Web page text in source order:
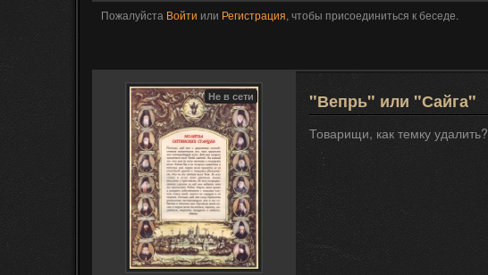
Пожалуйста Войти или Регистрация, чтобы присоединиться к беседе.
Не в сети "Вепрь" или "Сайга"
Товарищи, как темку удалить?